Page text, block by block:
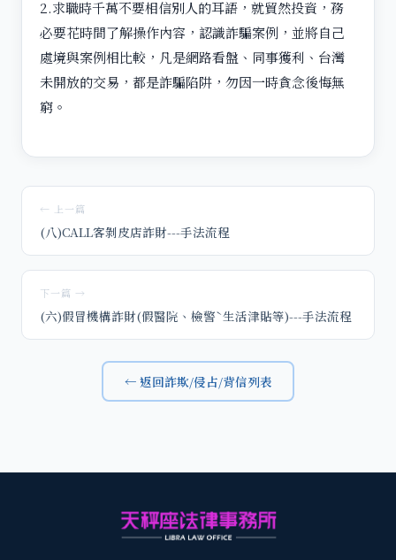
2.求職時千萬不要相信別人的耳語，就貿然投資，務
必要花時間了解操作內容，認識詐騙案例，並將自己
處境與案例相比較，凡是網路看盤、同事獲利、台灣
未開放的交易，都是詐騙陷阱，勿因一時貪念後悔無
窮。
← 上一篇
(八)CALL客剝皮店詐財---手法流程
下一篇 →
(六)假冒機構詐財(假醫院、檢警ˋ生活津貼等)---手法流程
← 返回詐欺/侵占/背信列表